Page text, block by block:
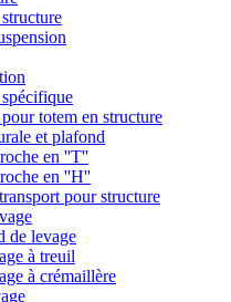
totem en structure
et plafond
en ''T''
en ''H''
pour structure
de levage
à treuil
à crémaillère